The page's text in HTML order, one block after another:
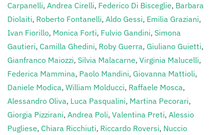
Carpanelli, Andrea Cirelli, Federico Di Bisceglie, Barbara
Diolaiti, Roberto Fontanelli, Aldo Gessi, Emilia Graziani,
Ivan Fiorillo, Monica Forti, Fulvio Gandini, Simona
Gautieri, Camilla Ghedini, Roby Guerra, Giuliano Guietti,
Gianfranco Maiozzi, Silvia Malacarne, Virginia Malucelli,
Federica Mammina, Paolo Mandini, Giovanna Mattioli,
Daniele Modica, William Molducci, Raffaele Mosca,
Alessandro Oliva, Luca Pasqualini, Martina Pecorari,
Giorgia Pizzirani, Andrea Poli, Valentina Preti, Alessio
Pugliese, Chiara Ricchiuti, Riccardo Roversi, Nuccio